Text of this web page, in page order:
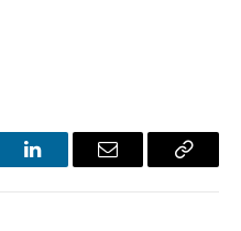
LinkedInEmail
Copiar